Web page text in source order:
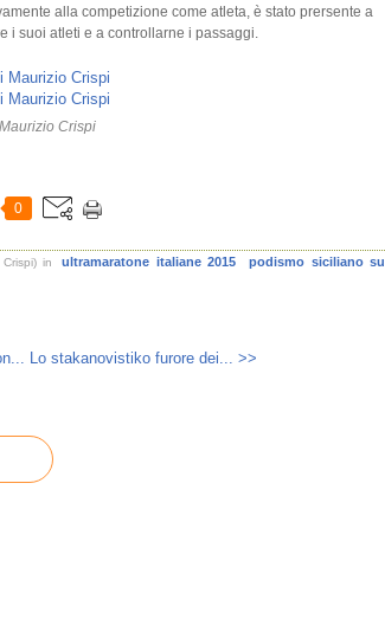
alla competizione come atleta, è stato prersente a
i suoi atleti e a controllarne i passaggi.
Crispi
0
in ultramaratone italiane 2015
podismo siciliano su
Lo stakanovistiko furore dei... >>